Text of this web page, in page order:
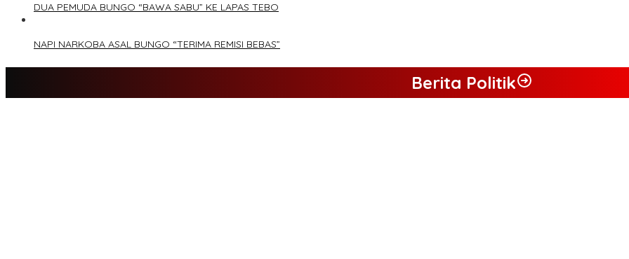
DUA PEMUDA BUNGO “BAWA SABU” KE LAPAS TEBO
NAPI NARKOBA ASAL BUNGO “TERIMA REMISI BEBAS”
Berita Politik